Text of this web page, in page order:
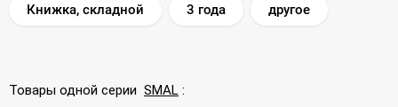
Книжка, складной 3 года другое
Товары одной серии SMAL :